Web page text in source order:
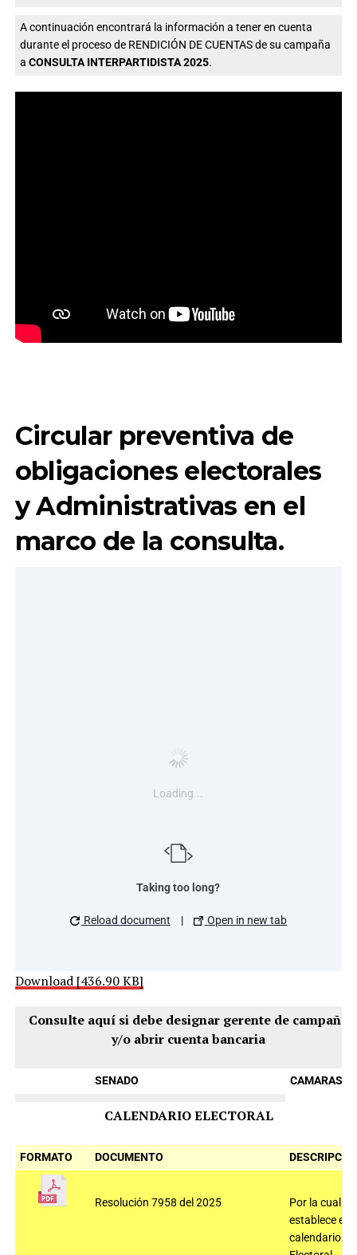
A continuación encontrará la información a tener en cuenta
durante el proceso de RENDICIÓN DE CUENTAS de su campaña
a CONSULTA INTERPARTIDISTA 2025.
Circular preventiva de
obligaciones electorales
y Administrativas en el
marco de la consulta.
Loading...
Taking too long?
Reload document | Open in new tab
Download [436.90 KB]
Consulte aquí si debe designar gerente de campaña
y/o abrir cuenta bancaria
SENADO CAMARAS
CALENDARIO ELECTORAL
FORMATO DOCUMENTO
Resolución 7958 del 2025
Por la cual se
establece el
calendario